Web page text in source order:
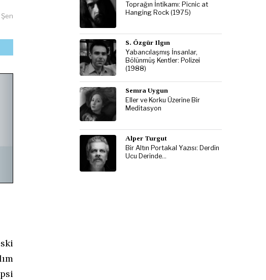
Toprağın İntikamı: Picnic at
Hanging Rock (1975)
S. Özgür Ilgın
Yabancılaşmış İnsanlar,
Bölünmüş Kentler: Polizei
(1988)
Semra Uygun
Eller ve Korku Üzerine Bir
Meditasyon
Alper Turgut
Bir Altın Portakal Yazısı: Derdin
Ucu Derinde…